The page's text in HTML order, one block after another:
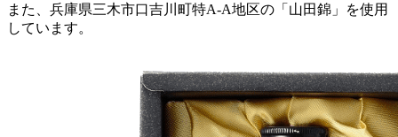
また、兵庫県三木市口吉川町特A-A地区の「山田錦」を使用
しています。